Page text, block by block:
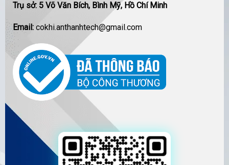
Trụ sở: 5 Võ Văn Bích, Bình Mỹ, Hồ Chí Minh
Email: cokhi.anthanhtech@gmail.com